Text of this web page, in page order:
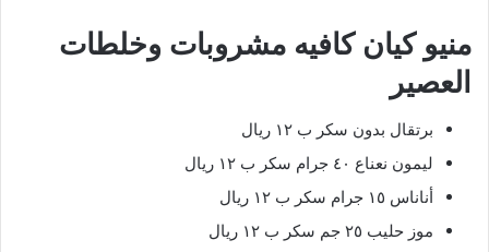
منيو كيان كافيه مشروبات وخلطات
العصير
برتقال بدون سكر ب ١٢ ريال
ليمون نعناع ٤٠ جرام سكر ب ١٢ ريال
أناناس ١٥ جرام سكر ب ١٢ ريال
موز حليب ٢٥ جم سكر ب ١٢ ريال